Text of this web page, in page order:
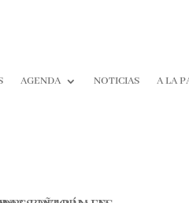
AGENDA NOTICIAS A LA